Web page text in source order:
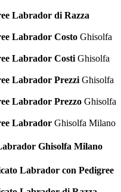
Labrador di Razza
Labrador Costo Ghisolfa
Labrador Costi Ghisolfa
Labrador Prezzi Ghisolfa
Labrador Prezzo Ghisolfa
Labrador Ghisolfa Milano
Ghisolfa Milano
Labrador con Pedigree